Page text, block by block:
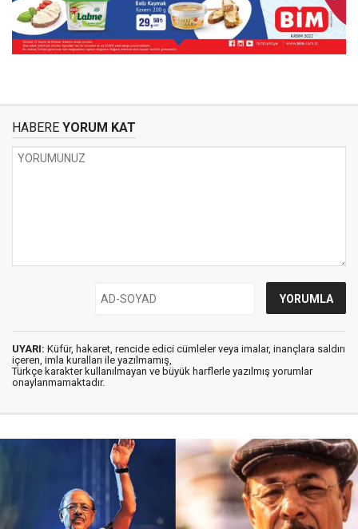
HABERE YORUM KAT
UYARI: Küfür, hakaret, rencide edici cümleler veya imalar, inançlara saldırı
içeren, imla kuralları ile yazılmamış,
Türkçe karakter kullanılmayan ve büyük harflerle yazılmış yorumlar
onaylanmamaktadır.